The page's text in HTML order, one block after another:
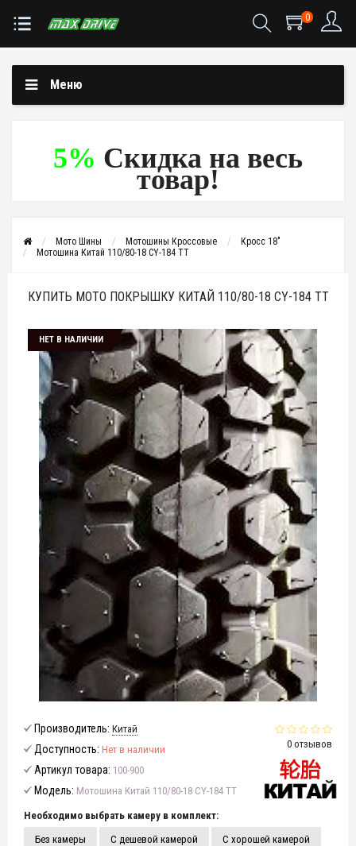
0
Меню
5% Скидка на весь
товар!
Мото Шины Мотошины Кроссовые
Кросс 18"
Мотошина Китай 110/80-18 CY-184 TT
КУПИТЬ МОТО ПОКРЫШКУ КИТАЙ 110/80-18 CY-184 TT
НЕТ В НАЛИЧИИ
0 отзывов
Производитель: Китай
Доступность: Нет в наличии
Артикул товара: 100-900
Модель: Мотошина Китай 110/80-18 CY-184 TT
Необходимо выбрать камеру в комплект:
Без камеры
С дешевой камерой С хорошей камерой